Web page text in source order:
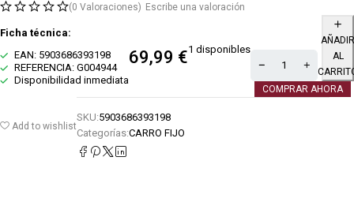
(0 Valoraciones) Escribe una valoración
Ficha técnica:
EAN: 5903686393198
REFERENCIA: G004944
Disponibilidad inmediata
69,99 €1 disponibles
AÑADIR
AL
COMPRAR AHORA
Add to wishlist
SKU:5903686393198
Categorías:CARRO FIJO